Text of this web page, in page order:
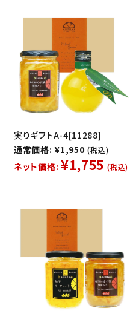
実りギフトA-4[11288]
通常価格: ¥1,950 (税込)
ネット価格: ¥1,755 (税込)